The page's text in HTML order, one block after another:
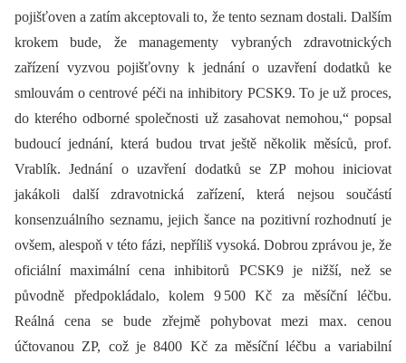
pojišťoven a zatím akceptovali to, že tento seznam dostali. Dalším
krokem bude, že managementy vybraných zdravotnických
zařízení vyzvou pojišťovny k jednání o uzavření dodatků ke
smlouvám o centrové péči na inhibitory PCSK9. To je už proces,
do kterého odborné společnosti už zasahovat nemohou,“ popsal
budoucí jednání, která budou trvat ještě několik měsíců, prof.
Vrablík. Jednání o uzavření dodatků se ZP mohou iniciovat
jakákoli další zdravotnická zařízení, která nejsou součástí
konsenzuálního seznamu, jejich šance na pozitivní rozhodnutí je
ovšem, alespoň v této fázi, nepříliš vysoká. Dobrou zprávou je, že
oficiální maximální cena inhibitorů PCSK9 je nižší, než se
původně předpokládalo, kolem 9 500 Kč za měsíční léčbu.
Reálná cena se bude zřejmě pohybovat mezi max. cenou
účtovanou ZP, což je 8400 Kč za měsíční léčbu a variabilní